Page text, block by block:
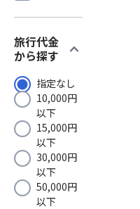
旅行代金
から探す
expand_more
指定なし
10,000円
以下
15,000円
以下
30,000円
以下
50,000円
以下